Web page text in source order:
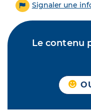
Signaler une
Le contenu